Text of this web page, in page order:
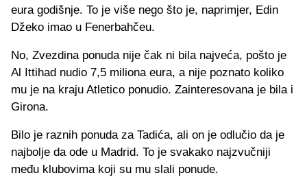
eura godišnje. To je više nego što je, naprimjer, Edin
Džeko imao u Fenerbahčeu.
No, Zvezdina ponuda nije čak ni bila najveća, pošto je
Al Ittihad nudio 7,5 miliona eura, a nije poznato koliko
mu je na kraju Atletico ponudio. Zainteresovana je bila i
Girona.
Bilo je raznih ponuda za Tadića, ali on je odlučio da je
najbolje da ode u Madrid. To je svakako najzvučniji
među klubovima koji su mu slali ponude.